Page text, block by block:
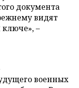
документа
видят
–
военных